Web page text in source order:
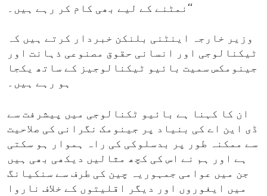
نمٹنے کے لیے بھی کام کر رہے ہیں۔‘‘
وزیر خارجہ اینٹنی بلنکن خبردار کرتے ہیں کہ
ٹیکنالوجی اور انسانی حقوق مصنوعی ذہانت اور
جینومکس سمیت بائیو ٹیکنالوجیز کے ساتھ یکجا
ہو رہے ہیں۔
ان کا کہنا ہے بائیو ٹکنالوجی میں پیشرفت سے
ڈی این اے کی بنیاد پر جینومک نگرانی کی صلاحیت
سے ممکنہ طور پر بدسلوکی کی راہ ہموار ہو سکتی
ہے اور ہم نے اس کی کچھ مثالیں دیکھی بھی ہیں
جن میں عوامی جمہوریہ چین کی طرف سے سنکیانگ
میں ایغوروں اور دیگر اقلیتوں کے خلاف ناروا